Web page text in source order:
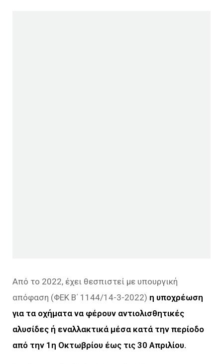
Από το 2022, έχει θεσπιστεί με υπουργική
απόφαση (ΦΕΚ Β΄ 1144/14-3-2022) η υποχρέωση
για τα οχήματα να φέρουν αντιολισθητικές
αλυσίδες ή εναλλακτικά μέσα κατά την περίοδο
από την 1η Οκτωβρίου έως τις 30 Απριλίου.